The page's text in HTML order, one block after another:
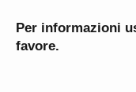
Per informazioni
favore.